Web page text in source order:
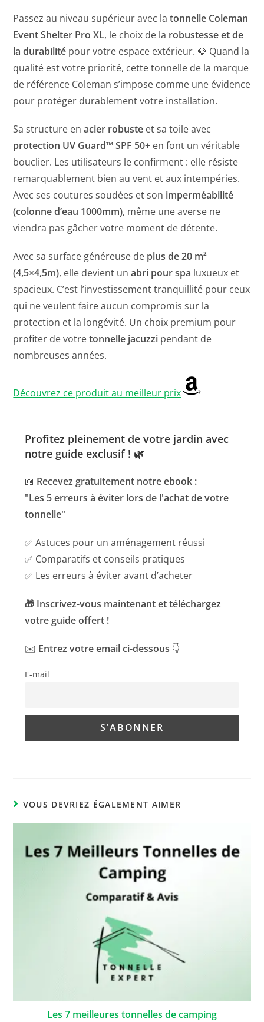
Passez au niveau supérieur avec latonnelle Coleman
Event Shelter Pro XL, le choix de la robustesse et de
la durabilité pour votre espace extérieur. 💎 Quand la
qualité est votre priorité, cette tonnelle de la marque
de référence Coleman s’impose comme une évidence
pour protéger durablement votre installation.
Sa structure enacier robuste et sa toile avec
protection UV Guard™ SPF 50+ en font un véritable
bouclier. Les utilisateurs le confirment : elle résiste
remarquablement bien au vent et aux intempéries.
Avec ses coutures soudées et son imperméabilité
(colonne d’eau 1000mm), même une averse ne
viendra pas gâcher votre moment de détente.
Avec sa surface généreuse de plus de 20 m²
(4,5×4,5m), elle devient unabri pour spa luxueux et
spacieux. C’est l’investissement tranquillité pour ceux
qui ne veulent faire aucun compromis sur la
protection et la longévité. Un choix premium pour
profiter de votretonnelle jacuzzi pendant de
nombreuses années.
Découvrez ce produit au meilleur prix
Profitez pleinement de votre jardin avec
notre guide exclusif ! 🌿
📖 Recevez gratuitement notre ebook :
"Les 5 erreurs à éviter lors de l'achat de votre
tonnelle"
✅ Astuces pour un aménagement réussi
✅ Comparatifs et conseils pratiques
✅ Les erreurs à éviter avant d’acheter
🎁 Inscrivez-vous maintenant et téléchargez
votre guide offert !
✉️ Entrez votre email ci-dessous 👇
E-mail
VOUS DEVRIEZ ÉGALEMENT AIMER
Les 7 meilleures tonnelles de camping